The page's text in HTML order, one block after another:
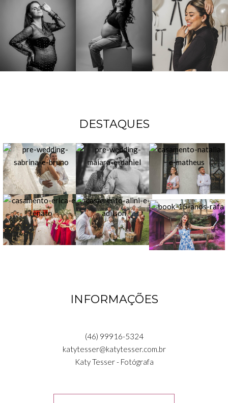
DESTAQUES
INFORMAÇÕES
(46) 99916-5324
katytesser@katytesser.com.br
Katy Tesser - Fotógrafa